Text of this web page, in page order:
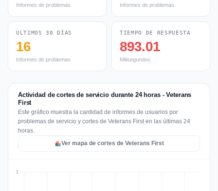
Informes de problemas Informes de problemas
ÚLTIMOS 30 DÍAS
16
Informes de problemas
TIEMPO DE RESPUESTA
893.01
Milisegundos
Actividad de cortes de servicio durante 24 horas - Veterans
First
Este gráfico muestra la cantidad de informes de usuarios por
problemas de servicio y cortes de Veterans First en las últimas 24
horas.
Ver mapa de cortes de Veterans First